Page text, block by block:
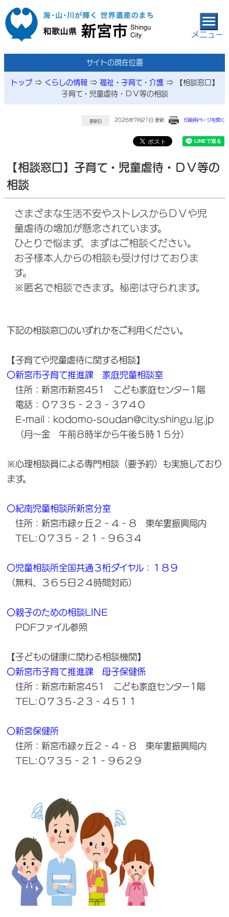
本文へ移動
メニュー
サイトの現在位置
トップ⇒ くらしの情報⇒ 福祉・子育て・介護 ⇒
【相談窓口】
子育て・児童虐待・ＤＶ等の相談
更新日 2026年7月21日 更新 印刷用ページを開く
【相談窓口】子育て・児童虐待・ＤＶ等の
相談
さまざまな生活不安やストレスからＤＶや児
童虐待の増加が懸念されています。
ひとりで悩まず、まずはご相談ください。
お子様本人からの相談も受け付けておりま
す。
※匿名で相談できます。秘密は守られます。
下記の相談窓口のいずれかをご利用ください。
【子育てや児童虐待に関する相談】
〇新宮市子育て推進課 家庭児童相談室
住所：新宮市新宮451 こども家庭センター1階
電話：０７３５‐２３‐３７４０
E-mail：kodomo-soudan@city.shingu.lg.jp
（月～金 午前８時半から午後５時１５分）
※心理相談員による専門相談（要予約）も実施しており
ます。
〇紀南児童相談所新宮分室
住所：新宮市緑ヶ丘２‐４‐８ 東牟婁振興局内
TEL:０７３５‐２１‐９６３４
〇児童相談所全国共通３桁ダイヤル：１８９
（無料、３６５日２４時間対応）
〇親子のための相談LINE
PDFファイル参照
【子どもの健康に関わる相談機関】
〇新宮市子育て推進課 母子保健係
住所：新宮市新宮451 こども家庭センター1階
TEL:０７３５-２３‐４５１１
〇新宮保健所
住所：新宮市緑ヶ丘２‐４‐８ 東牟婁振興局内
TEL:０７３５‐２１‐９６２９